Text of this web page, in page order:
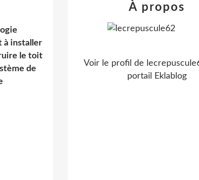
à installer
le toit
de
À propos
Voir le profil de
portail Eklablog